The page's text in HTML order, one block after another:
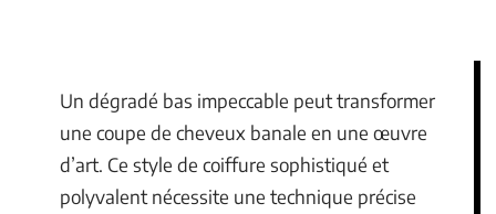
Un dégradé bas impeccable peut transformer
une coupe de cheveux banale en une œuvre
d’art. Ce style de coiffure sophistiqué et
polyvalent nécessite une technique précise